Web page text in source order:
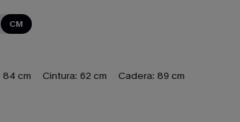
CM
84 cm Cintura: 62 cm Cadera: 89 cm